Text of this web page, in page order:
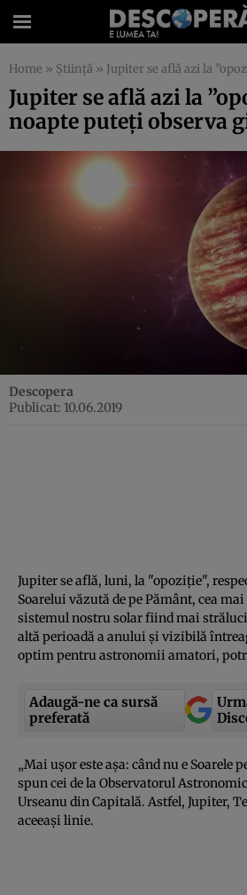
Home » Știință » Jupiter se află azi la ”opoziţie”. La
Jupiter se află azi la
noapte puteţi observa
Descopera
Publicat: 10.06.2019
Jupiter se află, luni, la "opoziţie",
Soarelui văzută de pe Pământ, cea
sistemul nostru solar fiind mai
altă perioadă a anului şi vizibilă
optim pentru astronomii amatori,
Adaugă-ne ca sursă
preferată
„Mai uşor este aşa: când nu e Soarele
spun cei de la Observatorul
Urseanu din Capitală. Astfel, Jupiter,
aceeaşi linie.